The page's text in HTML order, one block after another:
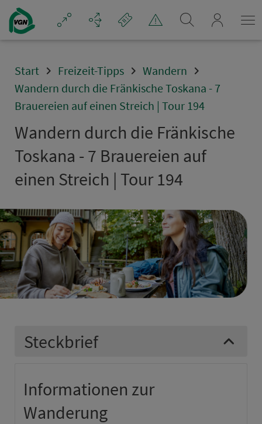
Navigation überspringen
Start Freizeit-Tipps
Wandern
Wandern durch die Fränkische Toskana - 7
Brauereien auf einen Streich | Tour 194
Wandern durch die Frän­kische
Toskana - 7 Brauereien auf
einen Streich | Tour 194
Steckbrief
Informationen zur
Wanderung